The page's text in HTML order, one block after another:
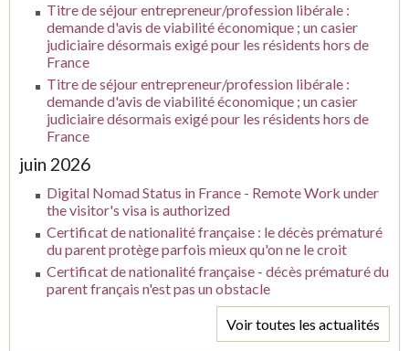
Titre de séjour entrepreneur/profession libérale :
demande d'avis de viabilité économique ; un casier
judiciaire désormais exigé pour les résidents hors de
France
Titre de séjour entrepreneur/profession libérale :
demande d'avis de viabilité économique ; un casier
judiciaire désormais exigé pour les résidents hors de
France
juin 2026
Digital Nomad Status in France - Remote Work under
the visitor's visa is authorized
Certificat de nationalité française : le décès prématuré
du parent protège parfois mieux qu'on ne le croit
Certificat de nationalité française - décès prématuré du
parent français n'est pas un obstacle
Voir toutes les actualités